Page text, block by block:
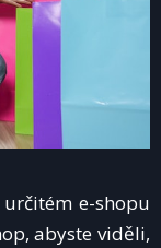
určitém e-shopu
abyste viděli,